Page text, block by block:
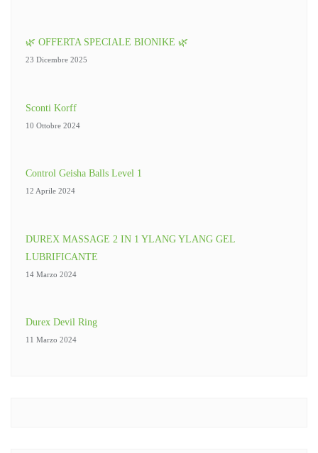
🌿 OFFERTA SPECIALE BIONIKE 🌿
23 Dicembre 2025
Sconti Korff
10 Ottobre 2024
Control Geisha Balls Level 1
12 Aprile 2024
DUREX MASSAGE 2 IN 1 YLANG YLANG GEL
LUBRIFICANTE
14 Marzo 2024
Durex Devil Ring
11 Marzo 2024